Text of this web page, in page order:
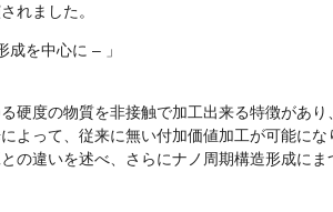
れました。
成を中心に – 」
硬度の物質を非接触で加工出来る特徴があり
よって、従来に無い付加価値加工が可能に
の違いを述べ、さらにナノ周期構造形成に